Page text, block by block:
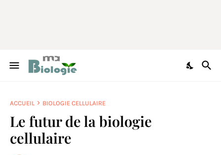
ACCUEIL BIOLOGIE CELLULAIRE
Le futur de la biologie
cellulaire